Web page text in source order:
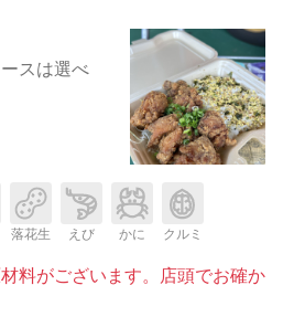
スは選べ
落花生 えび かに クルミ
料がございます。店頭でお確か